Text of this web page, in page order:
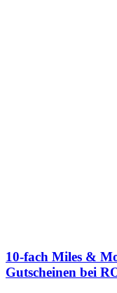
10-fach Miles &
Gutscheinen bei